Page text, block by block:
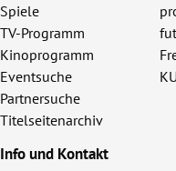
Spiele
TV-Programm
Kinoprogramm
Eventsuche
Partnersuche
Titelseitenarchiv
Info und Kontakt